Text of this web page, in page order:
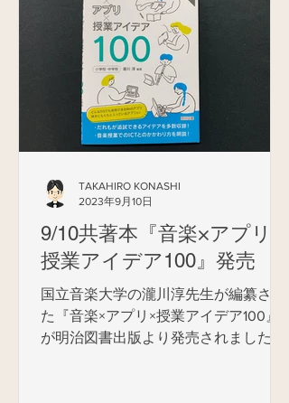
9/10共著本『音楽×アプリ×
授業アイデア100』発売
国立音楽大学の瀧川淳先生が編纂され
た『音楽×アプリ×授業アイデア100』
が明治図書出版より発売されました。
TAKAHIRO KONASHI
2023年9月10日